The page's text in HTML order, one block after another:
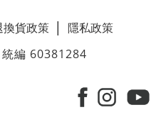
換貨政策 隱私政策
編 60381284